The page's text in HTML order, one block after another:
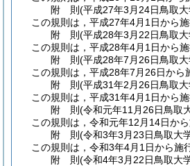
附 則(平成27年3月24日鳥取
この規則は，平成27年4月1日から施
附 則(平成28年3月22日鳥取
この規則は，平成28年4月1日から施
附 則(平成28年7月26日鳥取
この規則は，平成28年7月26日から
附 則(平成31年2月26日鳥取
この規則は，平成31年4月1日から施
附 則(令和元年11月26日鳥取
この規則は，令和元年12月14日から
附 則(令和3年3月23日鳥取大
この規則は，令和3年4月1日から施
附 則(令和4年3月22日鳥取大